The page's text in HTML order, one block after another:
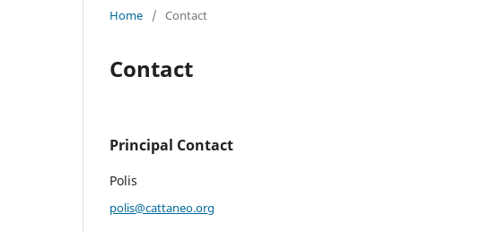
Home / Contact
Contact
Principal Contact
Polis
polis@cattaneo.org